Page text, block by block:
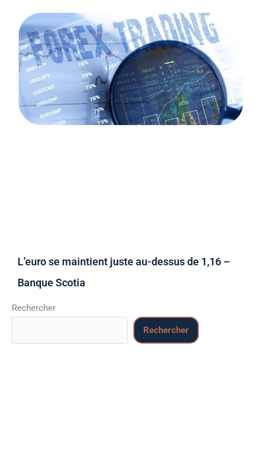
L’euro se maintient juste au-dessus de 1,16 –
Banque Scotia
Rechercher
Rechercher